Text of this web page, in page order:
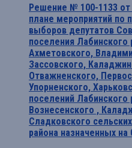
Решение № 100-1133
плане мероприятий по
выборов депутатов
поселения Лабинского
Ахметовского,
Зассовского,
Отважненского,
Упорненского,
поселений Лабинского
Вознесенского ,
Сладковского
района назначенных на